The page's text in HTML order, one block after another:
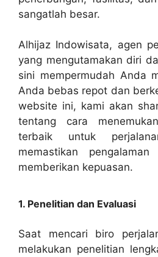
sangatlah besar.
Alhijaz Indowisata, agen
yang mengutamakan diri
sini mempermudah Anda
Anda bebas repot dan
website ini, kami akan
tentang cara
terbaik untuk
memastikan
memberikan kepuasan.
1. Penelitian dan Evaluasi
Saat mencari biro
melakukan penelitian